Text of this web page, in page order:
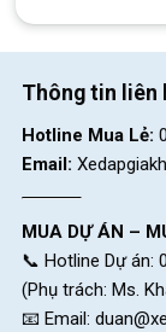
Thông tin liên
Hotline Mua Lẻ:
Email:
MUA DỰ ÁN –
📞 Hotline Dự án:
(Phụ trách: Ms.
📧 Email: